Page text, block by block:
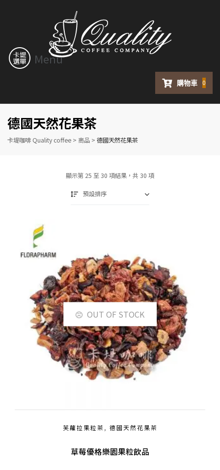
Menu
購物車 0
卡堤咖啡 Quality coffee > 商品 > 德國天然花果茶
德國天然花果茶
顯示第 25 至 30 項結果，共 30 項
預設排序
OUT OF STOCK
芙蘿拉果粒茶, 德國天然花果茶
草莓優格樂園果粒飲品